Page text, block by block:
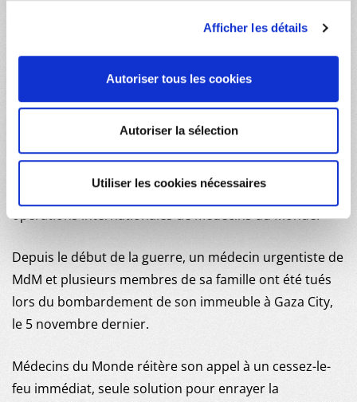
Afficher les détails
Autoriser tous les cookies
Autoriser la sélection
Utiliser les cookies nécessaires
international humanitaire. La destruction de nos bureaux
est une preuve supplémentaire qu’absolument aucun
endroit n’est sûr à Gaza. Les bâtiments des ONG sont
démolis, alors que l’aide humanitaire est insuffisante et que
des civils continuent de mourir chaque jour. Démolir les
infrastructures des ONG est aussi une manière de limiter,
condamne Helena Ranchal, Directrice des
opérations internationales de Médecins du Monde.
Depuis le début de la guerre, un médecin urgentiste de
MdM et plusieurs membres de sa famille ont été tués
lors du bombardement de son immeuble à Gaza City,
le 5 novembre dernier.
Médecins du Monde réitère son appel à un cessez-le-
feu immédiat, seule solution pour enrayer la